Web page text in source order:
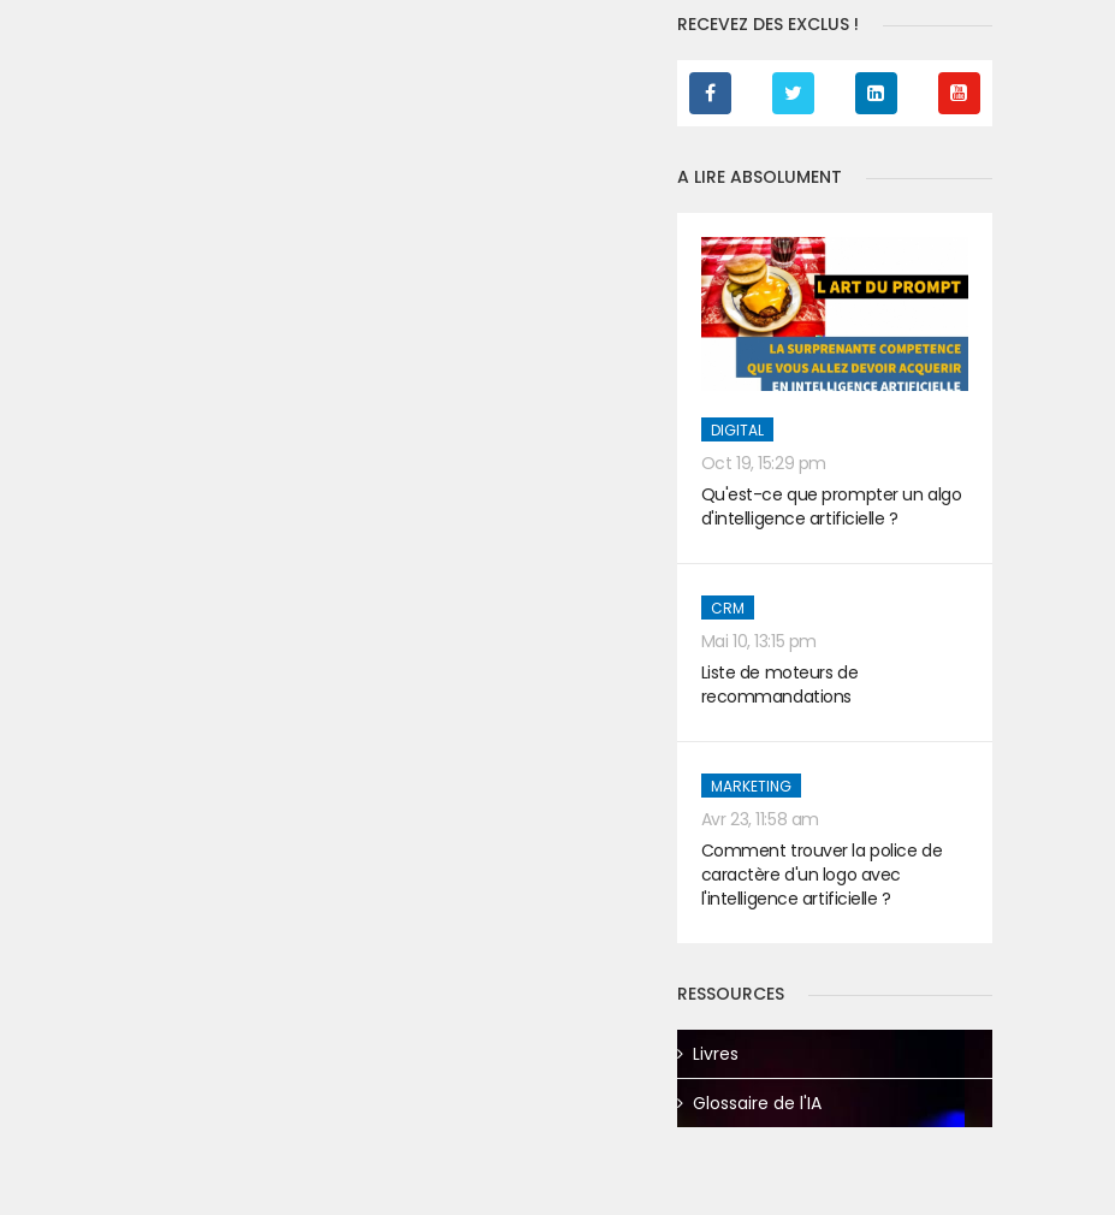
RECEVEZ DES EXCLUS !
A LIRE ABSOLUMENT
DIGITAL
Oct 19, 15:29 pm
Qu'est-ce que prompter un algo
d'intelligence artificielle ?
CRM
Mai 10, 13:15 pm
Liste de moteurs de
recommandations
MARKETING
Avr 23, 11:58 am
Comment trouver la police de
caractère d'un logo avec
l'intelligence artificielle ?
RESSOURCES
Livres
Glossaire de l'IA